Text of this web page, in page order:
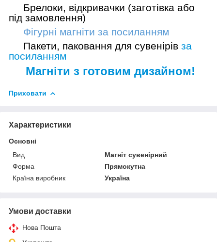
Брелоки, відкривачки (заготівка або
під замовлення)
Фігурні магніти за посиланням
Пакети, паковання для сувенірів за
посиланням
Магніти з готовим дизайном!
Приховати
Характеристики
Основні
Вид
Магніт сувенірний
Форма
Прямокутна
Країна виробник
Україна
Умови доставки
Нова Пошта